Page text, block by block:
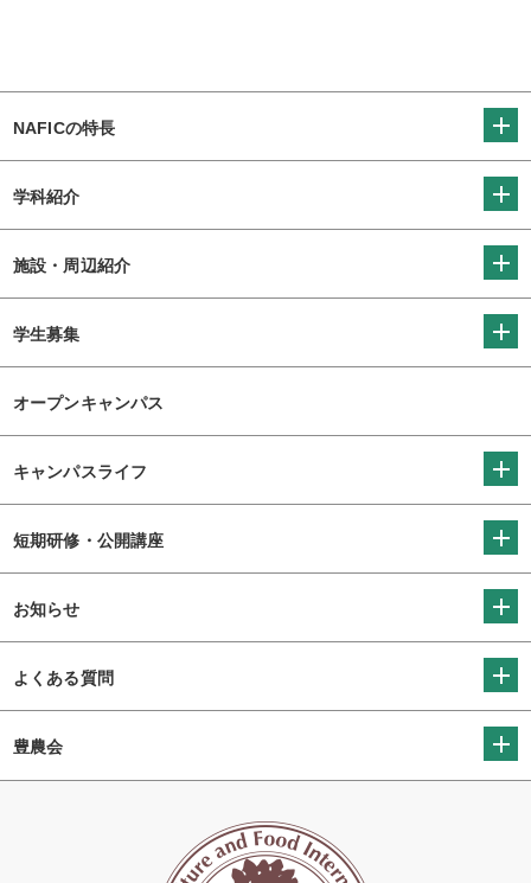
NAFICの特長
学科紹介
施設・周辺紹介
学生募集
オープンキャンパス
キャンパスライフ
短期研修・公開講座
お知らせ
よくある質問
豊農会